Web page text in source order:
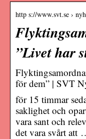
http s://www.svt.se ›
”Livet har
för dem” | SVT
för 15 timmar
saklighet och
vara sant och
det vara svårt att